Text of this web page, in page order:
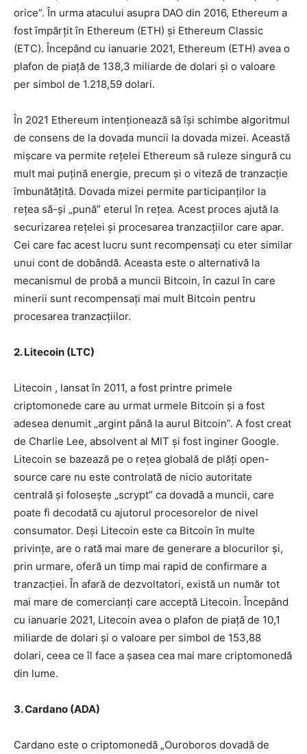
orice”. În urma atacului asupra DAO din 2016, Ethereum a
fost împărțit în Ethereum (ETH) și Ethereum Classic
(ETC). Începând cu ianuarie 2021, Ethereum (ETH) avea o
plafon de piață de 138,3 miliarde de dolari și o valoare
per simbol de 1.218,59 dolari.
În 2021 Ethereum intenționează să își schimbe algoritmul
de consens de la dovada muncii la dovada mizei. Această
mișcare va permite rețelei Ethereum să ruleze singură cu
mult mai puțină energie, precum și o viteză de tranzacție
îmbunătățită. Dovada mizei permite participanților la
rețea să-și „pună” eterul în rețea. Acest proces ajută la
securizarea rețelei și procesarea tranzacțiilor care apar.
Cei care fac acest lucru sunt recompensați cu eter similar
unui cont de dobândă. Aceasta este o alternativă la
mecanismul de probă a muncii Bitcoin, în cazul în care
minerii sunt recompensați mai mult Bitcoin pentru
procesarea tranzacțiilor.
2. Litecoin (LTC)
Litecoin , lansat în 2011, a fost printre primele
criptomonede care au urmat urmele Bitcoin și a fost
adesea denumit „argint până la aurul Bitcoin”. A fost creat
de Charlie Lee, absolvent al MIT și fost inginer Google.
Litecoin se bazează pe o rețea globală de plăți open-
source care nu este controlată de nicio autoritate
centrală și folosește „scrypt” ca dovadă a muncii, care
poate fi decodată cu ajutorul procesorelor de nivel
consumator. Deși Litecoin este ca Bitcoin în multe
privințe, are o rată mai mare de generare a blocurilor și,
prin urmare, oferă un timp mai rapid de confirmare a
tranzacției. În afară de dezvoltatori, există un număr tot
mai mare de comercianți care acceptă Litecoin. Începând
cu ianuarie 2021, Litecoin avea o plafon de piață de 10,1
miliarde de dolari și o valoare per simbol de 153,88
dolari, ceea ce îl face a șasea cea mai mare criptomonedă
din lume.
3. Cardano (ADA)
Cardano este o criptomonedă „Ouroboros dovadă de